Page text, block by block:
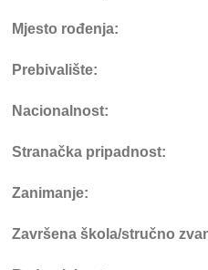
Mjesto rođenja:
Prebivalište:
Nacionalnost:
Stranačka pripadnost:
Zanimanje:
Završena škola/stručno